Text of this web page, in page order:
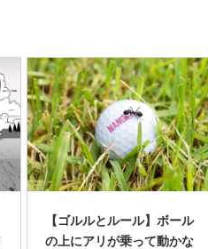
【ゴルルとルール】ボール
の上にアリが乗って動かな